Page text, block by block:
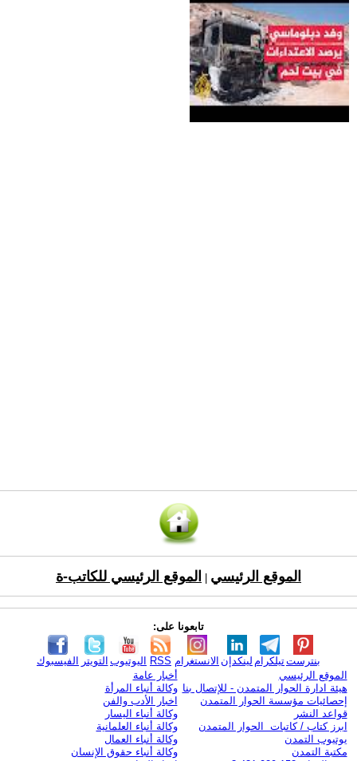
الموقع الرئيسي الموقع الرئيسي للكاتب-ة
تابعونا على:
الفيسبوك التويتر اليوتيوب RSS الانستغرام لينكدإن تيلكرامبنترست
الموقع الرئيسي
هيئة ادارة الحوار المتمدن - للإتصال بنا
إحصائيات مؤسسة الحوار المتمدن
قواعد النشر
ابرز كتاب / كاتبات الحوار المتمدن
يوتيوب التمدن
مكتبة التمدن
أخبار عامة
وكالة أنباء المرأة
اخبار الأدب والفن
وكالة أنباء اليسار
وكالة أنباء العلمانية
وكالة أنباء العمال
وكالة أنباء حقوق الإنسان